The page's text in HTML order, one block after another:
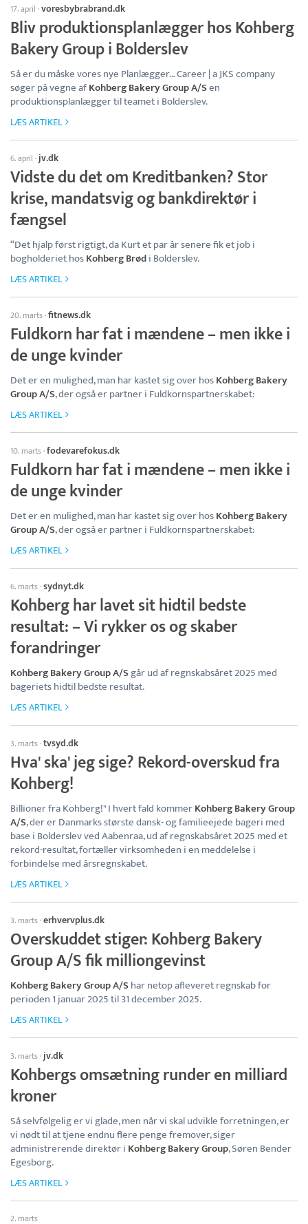
17. april ·voresbybrabrand.dk
Bliv produktionsplanlægger hos Kohberg
Bakery Group i Bolderslev
Så er du måske vores nye Planlægger… Career | a JKS company
søger på vegne afKohberg Bakery Group A/Sen
produktionsplanlægger til teamet i Bolderslev.
LÆS ARTIKEL
6. april ·jv.dk
Vidste du det om Kreditbanken? Stor
krise, mandatsvig og bankdirektør i
fængsel
“Det hjalp først rigtigt, da Kurt et par år senere fik et job i
bogholderiet hosKohberg Brødi Bolderslev.
LÆS ARTIKEL
20. marts·fitnews.dk
Fuldkorn har fat i mændene – men ikke i
de unge kvinder
Det er en mulighed, man har kastet sig over hosKohberg Bakery
Group A/S, der også er partner i Fuldkornspartnerskabet:
LÆS ARTIKEL
10. marts·fodevarefokus.dk
Fuldkorn har fat i mændene – men ikke i
de unge kvinder
Det er en mulighed, man har kastet sig over hosKohberg Bakery
Group A/S, der også er partner i Fuldkornspartnerskabet:
LÆS ARTIKEL
6. marts·sydnyt.dk
Kohberg har lavet sit hidtil bedste
resultat: – Vi rykker os og skaber
forandringer
Kohberg Bakery Group A/Sgår ud af regnskabsåret 2025 med
bageriets hidtil bedste resultat.
LÆS ARTIKEL
3. marts·tvsyd.dk
Hva' ska' jeg sige? Rekord-overskud fra
Kohberg!
Billioner fra Kohberg!" I hvert fald kommerKohberg Bakery Group
A/S, der er Danmarks største dansk- og familieejede bageri med
base i Bolderslev ved Aabenraa, ud af regnskabsåret 2025 med et
rekord-resultat, fortæller virksomheden i en meddelelse i
forbindelse med årsregnskabet.
LÆS ARTIKEL
3. marts·erhvervplus.dk
Overskuddet stiger: Kohberg Bakery
Group A/S fik milliongevinst
Kohberg Bakery Group A/Shar netop afleveret regnskab for
perioden 1 januar 2025 til 31 december 2025.
LÆS ARTIKEL
3. marts·jv.dk
Kohbergs omsætning runder en milliard
kroner
Så selvfølgelig er vi glade, men når vi skal udvikle forretningen, er
vi nødt til at tjene endnu flere penge fremover, siger
administrerende direktør i Kohberg Bakery Group, Søren Bender
Egesborg.
LÆS ARTIKEL
2. marts